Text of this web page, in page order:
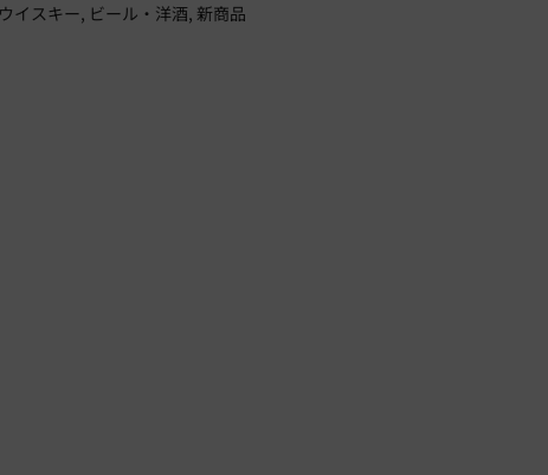
イスキー ビール・洋酒 新商品